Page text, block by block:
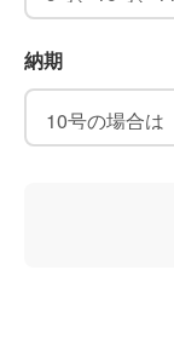
納期